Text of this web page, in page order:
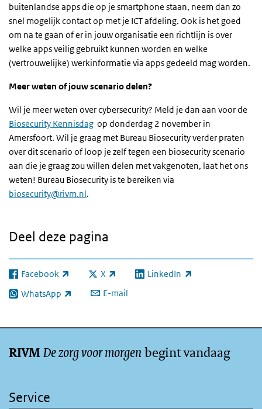
buitenlandse apps die op je smartphone staan, neem dan zo
snel mogelijk contact op met je ICT afdeling. Ook is het goed
om na te gaan of er in jouw organisatie een richtlijn is over
welke apps veilig gebruikt kunnen worden en welke
(vertrouwelijke) werkinformatie via apps gedeeld mag worden.
Meer weten of jouw scenario delen?
Wil je meer weten over cybersecurity? Meld je dan aan voor de
Biosecurity Kennisdag op donderdag 2 november in
Amersfoort. Wil je graag met Bureau Biosecurity verder praten
over dit scenario of loop je zelf tegen een biosecurity scenario
aan die je graag zou willen delen met vakgenoten, laat het ons
weten! Bureau Biosecurity is te bereiken via
biosecurity@rivm.nl.
Deel deze pagina
Facebook
(externe link) X
(externe link) LinkedIn
(externe link)
WhatsApp
(externe link) E-mail
RIVMDe zorg voor morgen begint vandaag
Service